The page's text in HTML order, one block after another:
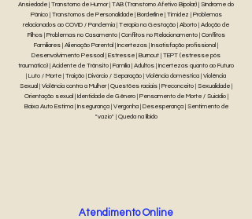
Ansiedade | Transtorno de Humor | TAB (Transtorno Afetivo Bipolar) | Síndrome do
Pânico | Transtornos de Personalidade | Borderline | Timidez | Problemas
relacionados ao COVID / Pandemia | Terapia na Gestação | Aborto | Adoção de
Filhos | Problemas no Casamento | Conflitos no Relacionamento | Conflitos
Familiares | Alienação Parental | Incertezas | Insatisfação profissional |
Desenvolvimento Pessoal | Estresse | Burnout | TEPT (estresse pós
traumático) | Acidente de Trânsito | Família | Adultos | Incertezas quanto ao Futuro
| Luto / Morte | Traição | Divórcio / Separação | Violência doméstica | Violência
Sexual | Violência contra a Mulher | Questões raciais | Preconceito | Sexualidade |
Orientação sexual | Identidade de Gênero | Pensamento de Morte / Suicídio |
Baixa Auto Estima | Insegurança | Vergonha | Desesperança | Sentimento de
"vazio" | Queda na libido
Atendimento Online